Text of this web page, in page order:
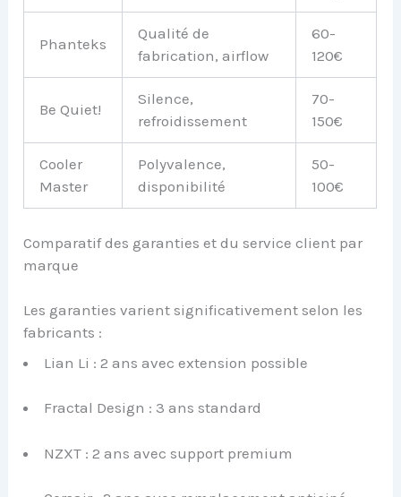
Phanteks
Qualité de
fabrication, airflow
60-
120€
Be Quiet!
Silence,
refroidissement
70-
150€
Cooler
Master
Polyvalence,
disponibilité
50-
100€
Comparatif des garanties et du service client par
marque
Les garanties varient significativement selon les
fabricants :
Lian Li : 2 ans avec extension possible
Fractal Design : 3 ans standard
NZXT : 2 ans avec support premium